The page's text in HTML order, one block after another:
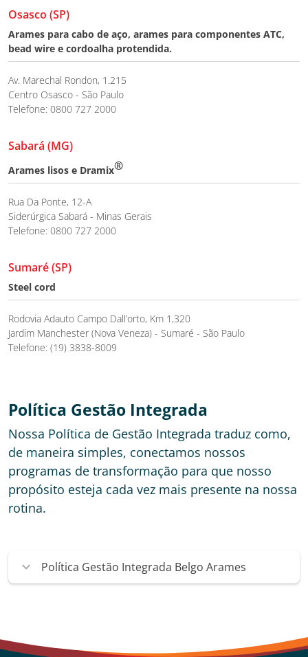
Osasco (SP)
Arames para cabo de aço, arames para componentes ATC,
bead wire e cordoalha protendida.
Av. Marechal Rondon, 1.215
Centro Osasco - São Paulo
Telefone: 0800 727 2000
Sabará (MG)
Arames lisos e Dramix®
Rua Da Ponte, 12-A
Siderúrgica Sabará - Minas Gerais
Telefone: 0800 727 2000
Sumaré (SP)
Steel cord
Rodovia Adauto Campo Dall’orto, Km 1,320
Jardim Manchester (Nova Veneza) - Sumaré - São Paulo
Telefone: (19) 3838-8009
Política Gestão Integrada
Nossa Política de Gestão Integrada traduz como,
de maneira simples, conectamos nossos
programas de transformação para que nosso
propósito esteja cada vez mais presente na nossa
rotina.
Política Gestão Integrada Belgo Arames